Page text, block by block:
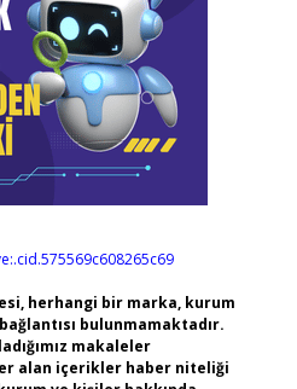
herhangi bir marka, kurum
bulunmamaktadır.
makaleler
alan içerikler haber niteliği